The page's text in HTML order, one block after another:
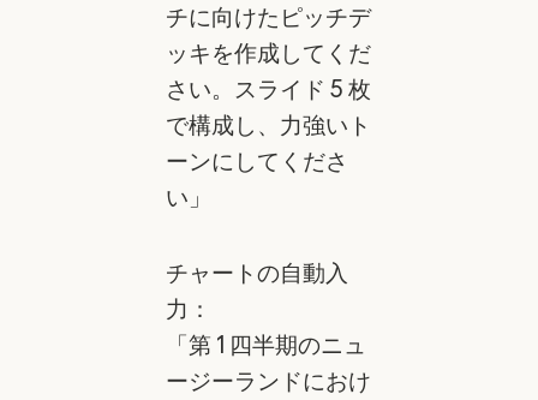
チに向けたピッチデ
ッキを作成してくだ
さい。スライド 5 枚
で構成し、力強いト
ーンにしてくださ
い」
チャートの自動入
力：
「第 1 四半期のニュ
ージーランドにおけ